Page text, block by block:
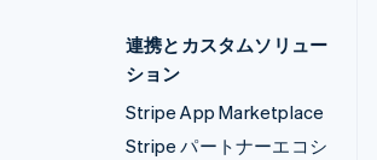
連携とカスタムソリュー
ション
Stripe App Marketplace
Stripe パートナーエコシ